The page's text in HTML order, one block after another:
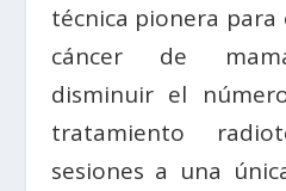
técnica pionera
cáncer de
disminuir el
tratamiento
sesiones a una